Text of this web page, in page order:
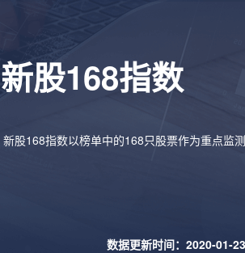
新股168指数
股168指数以榜单中的168只股票作为重点监
数据更新时间：2020-01-23